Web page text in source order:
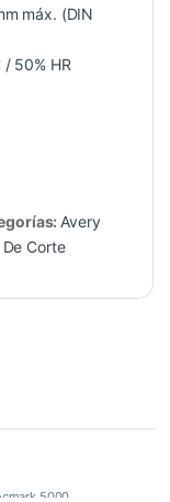
máx. (DIN
50% HR
Avery
De Corte
5000